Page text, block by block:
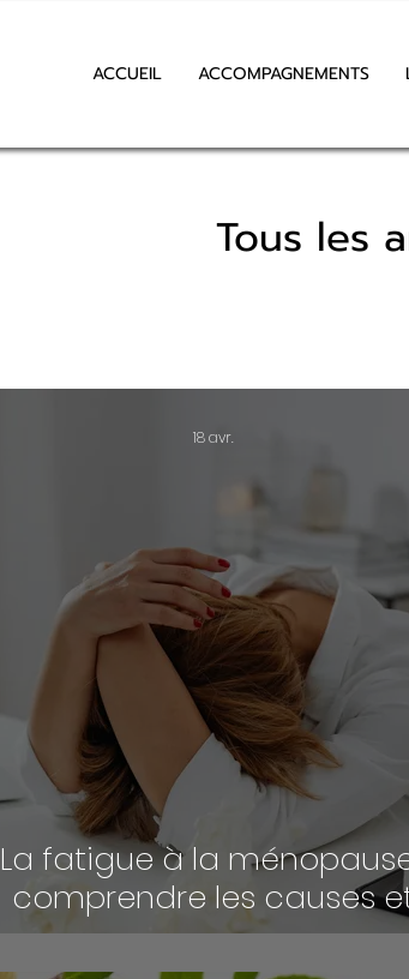
ACCUEIL ACCOMPAGNEMENTS
Tous les
18 avr.
La fatigue à la
comprendre les causes
retrouver son énergie